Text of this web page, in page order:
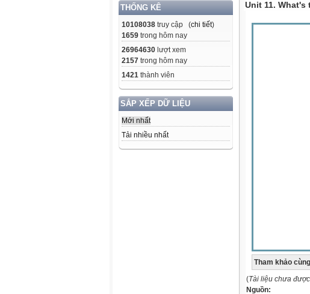
THỐNG KÊ
10108038 truy cập (chi tiết)
1659 trong hôm nay
26964630 lượt xem
2157 trong hôm nay
1421 thành viên
SẮP XẾP DỮ LIỆU
Mới nhất
Tải nhiều nhất
Unit 11. What's
Tham khảo
(Tài liệu chưa
Nguồn: